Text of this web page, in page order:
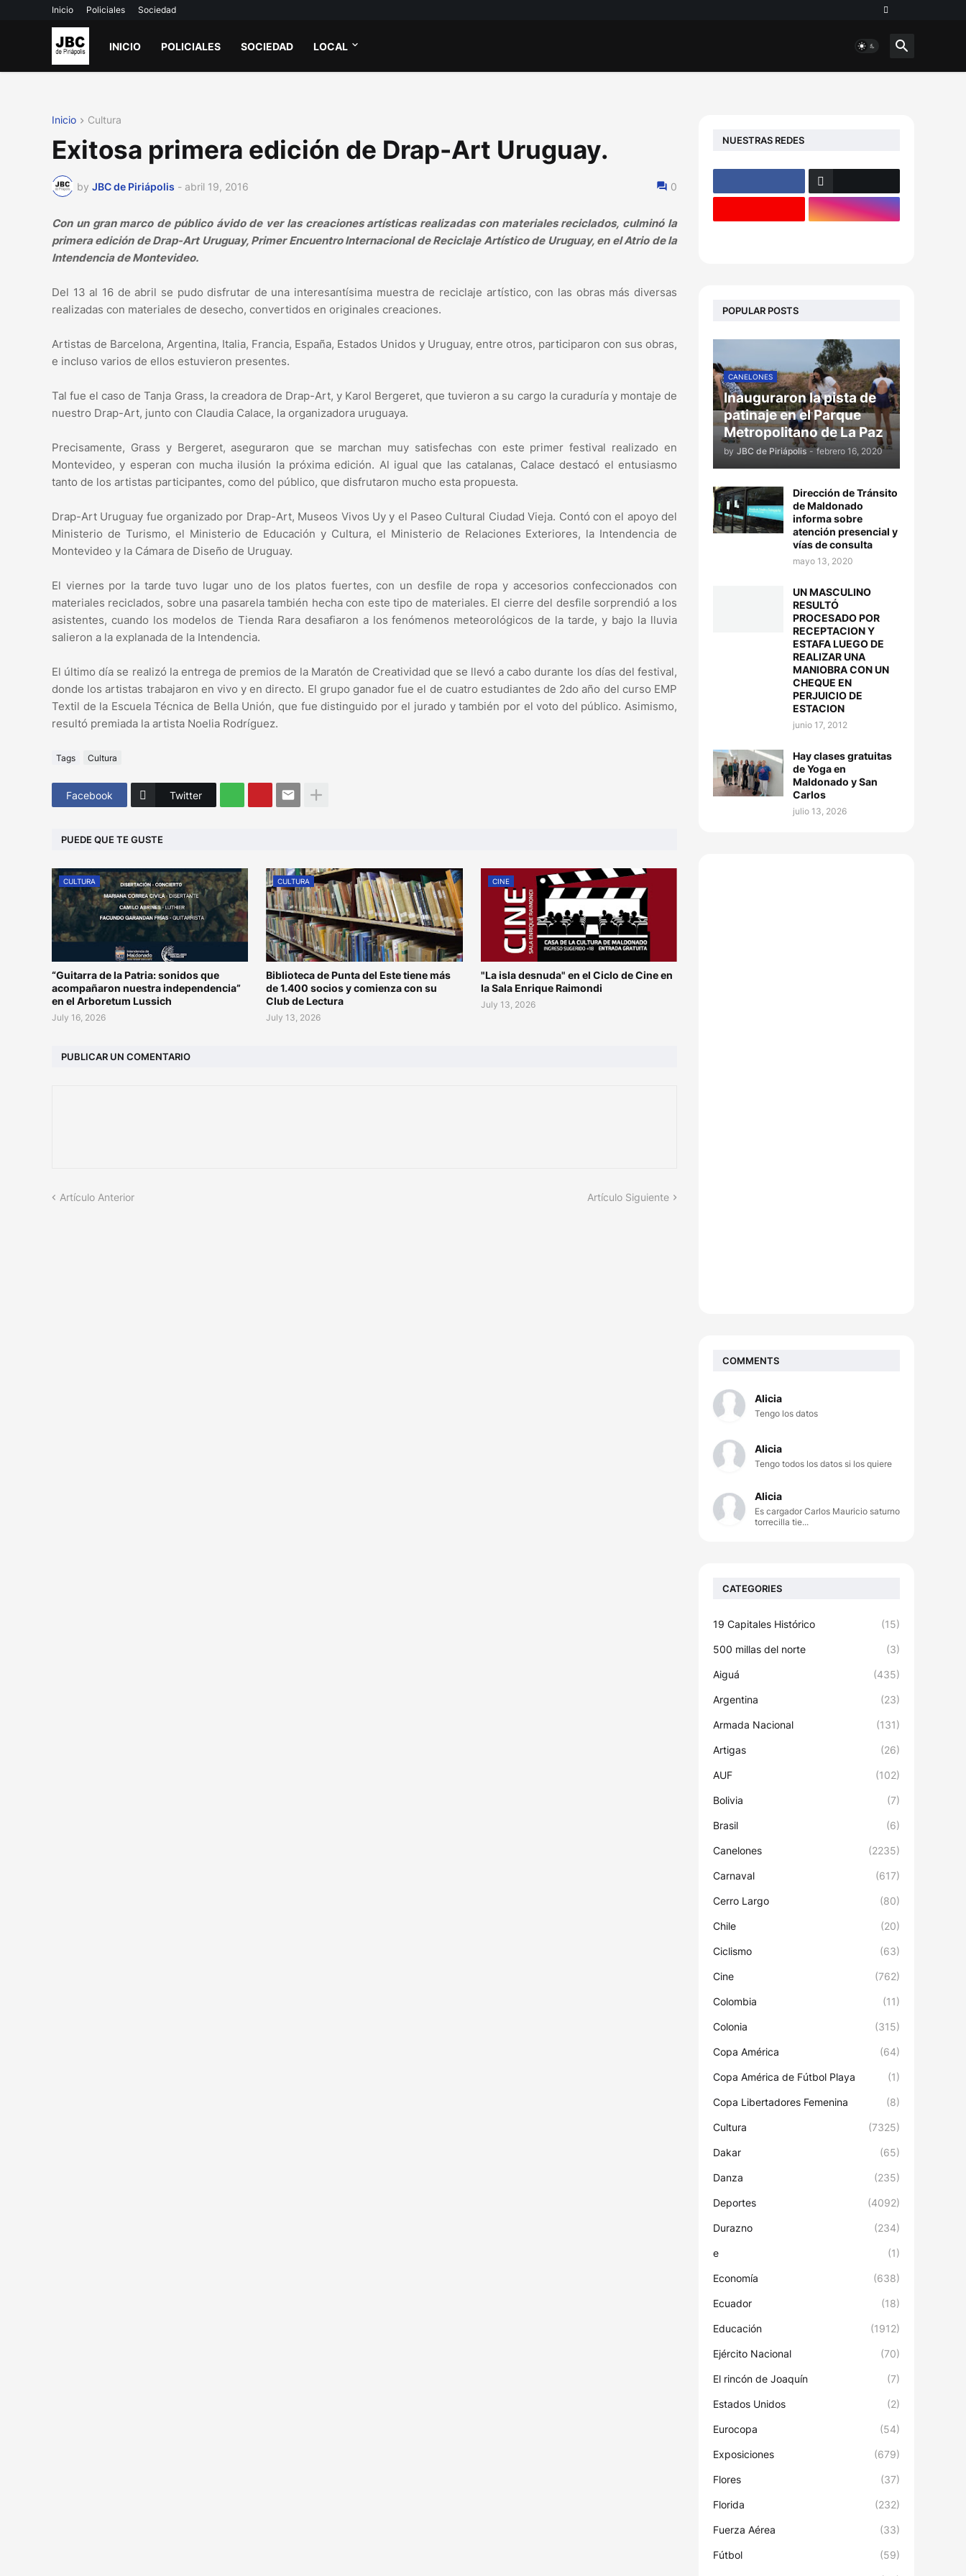
Inicio Policiales Sociedad
INICIO POLICIALES SOCIEDAD LOCAL
Inicio Cultura
Exitosa primera edición de Drap-Art Uruguay.
by JBC de Piriápolis - abril 19, 2016 0
Con un gran marco de público ávido de ver las creaciones artísticas realizadas con materiales reciclados, culminó la
primera edición de Drap-Art Uruguay, Primer Encuentro Internacional de Reciclaje Artístico de Uruguay, en el Atrio de la
Intendencia de Montevideo.
Del 13 al 16 de abril se pudo disfrutar de una interesantísima muestra de reciclaje artístico, con las obras más diversas
realizadas con materiales de desecho, convertidos en originales creaciones.
Artistas de Barcelona, Argentina, Italia, Francia, España, Estados Unidos y Uruguay, entre otros, participaron con sus obras,
e incluso varios de ellos estuvieron presentes.
Tal fue el caso de Tanja Grass, la creadora de Drap-Art, y Karol Bergeret, que tuvieron a su cargo la curaduría y montaje de
nuestro Drap-Art, junto con Claudia Calace, la organizadora uruguaya.
Precisamente, Grass y Bergeret, aseguraron que se marchan muy satisfechas con este primer festival realizado en
Montevideo, y esperan con mucha ilusión la próxima edición. Al igual que las catalanas, Calace destacó el entusiasmo
tanto de los artistas participantes, como del público, que disfrutaron mucho esta propuesta.
Drap-Art Uruguay fue organizado por Drap-Art, Museos Vivos Uy y el Paseo Cultural Ciudad Vieja. Contó con el apoyo del
Ministerio de Turismo, el Ministerio de Educación y Cultura, el Ministerio de Relaciones Exteriores, la Intendencia de
Montevideo y la Cámara de Diseño de Uruguay.
El viernes por la tarde tuvo lugar uno de los platos fuertes, con un desfile de ropa y accesorios confeccionados con
materiales reciclados, sobre una pasarela también hecha con este tipo de materiales. El cierre del desfile sorprendió a los
asistentes, cuando los modelos de Tienda Rara desafiaron a los fenómenos meteorológicos de la tarde, y bajo la lluvia
salieron a la explanada de la Intendencia.
El último día se realizó la entrega de premios de la Maratón de Creatividad que se llevó a cabo durante los días del festival,
donde los artistas trabajaron en vivo y en directo. El grupo ganador fue el de cuatro estudiantes de 2do año del curso EMP
Textil de la Escuela Técnica de Bella Unión, que fue distinguido por el jurado y también por el voto del público. Asimismo,
resultó premiada la artista Noelia Rodríguez.
Tags Cultura
Facebook Twitter
PUEDE QUE TE GUSTE
CULTURA
“Guitarra de la Patria: sonidos que
acompañaron nuestra independencia”
en el Arboretum Lussich
July 16, 2026
CULTURA
Biblioteca de Punta del Este tiene más
de 1.400 socios y comienza con su
Club de Lectura
July 13, 2026
CINE
"La isla desnuda" en el Ciclo de Cine en
la Sala Enrique Raimondi
July 13, 2026
PUBLICAR UN COMENTARIO
Artículo Anterior Artículo Siguiente
NUESTRAS REDES
POPULAR POSTS
CANELONES
Inauguraron la pista de
patinaje en el Parque
Metropolitano de La Paz
by JBC de Piriápolis - febrero 16, 2020
Dirección de Tránsito
de Maldonado
informa sobre
atención presencial y
vías de consulta
mayo 13, 2020
UN MASCULINO
RESULTÓ
PROCESADO POR
RECEPTACION Y
ESTAFA LUEGO DE
REALIZAR UNA
MANIOBRA CON UN
CHEQUE EN
PERJUICIO DE
ESTACION
junio 17, 2012
Hay clases gratuitas
de Yoga en
Maldonado y San
Carlos
julio 13, 2026
COMMENTS
Alicia
Tengo los datos
Alicia
Tengo todos los datos si los quiere
Alicia
Es cargador Carlos Mauricio saturno
torrecilla tie...
CATEGORIES
19 Capitales Histórico (15)
500 millas del norte (3)
Aiguá (435)
Argentina (23)
Armada Nacional (131)
Artigas (26)
AUF (102)
Bolivia (7)
Brasil (6)
Canelones (2235)
Carnaval (617)
Cerro Largo (80)
Chile (20)
Ciclismo (63)
Cine (762)
Colombia (11)
Colonia (315)
Copa América (64)
Copa América de Fútbol Playa (1)
Copa Libertadores Femenina (8)
Cultura (7325)
Dakar (65)
Danza (235)
Deportes (4092)
Durazno (234)
e (1)
Economía (638)
Ecuador (18)
Educación (1912)
Ejército Nacional (70)
El rincón de Joaquín (7)
Estados Unidos (2)
Eurocopa (54)
Exposiciones (679)
Flores (37)
Florida (232)
Fuerza Aérea (33)
Fútbol (59)